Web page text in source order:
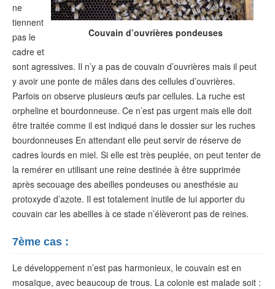
Couvain d’ouvrières pondeuses
ne
tiennent
pas le
cadre et
sont agressives. Il n’y a pas de couvain d’ouvrières mais il peut
y avoir une ponte de mâles dans des cellules d’ouvrières.
Parfois on observe plusieurs œufs par cellules. La ruche est
orpheline et bourdonneuse. Ce n’est pas urgent mais elle doit
être traitée comme il est indiqué dans le dossier sur les ruches
bourdonneuses En attendant elle peut servir de réserve de
cadres lourds en miel. Si elle est très peuplée, on peut tenter de
la remérer en utilisant une reine destinée à être supprimée
après secouage des abeilles pondeuses ou anesthésie au
protoxyde d’azote. Il est totalement inutile de lui apporter du
couvain car les abeilles à ce stade n’élèveront pas de reines.
7ème cas :
Le développement n’est pas harmonieux, le couvain est en
mosaïque, avec beaucoup de trous. La colonie est malade soit :